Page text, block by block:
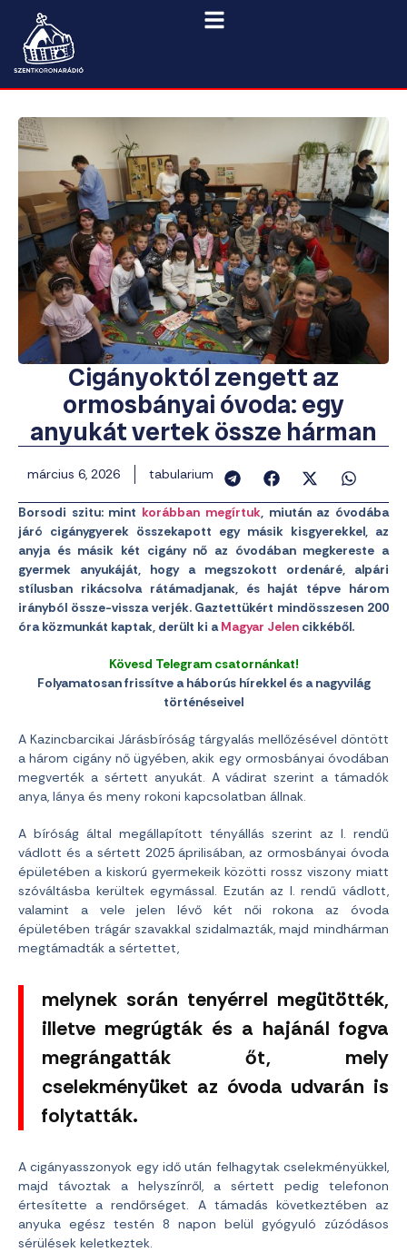
Cigányoktól zengett az
ormosbányai óvoda: egy
anyukát vertek össze hárman
március 6, 2026 tabularium
Borsodi szitu: mint korábban megírtuk, miután az óvodába
járó cigánygyerek összekapott egy másik kisgyerekkel, az
anyja és másik két cigány nő az óvodában megkereste a
gyermek anyukáját, hogy a megszokott ordenáré, alpári
stílusban rikácsolva rátámadjanak, és haját tépve három
irányból össze-vissza verjék. Gaztettükért mindösszesen 200
óra közmunkát kaptak, derült ki aMagyar Jelen cikkéből.
Kövesd Telegram csatornánkat!
Folyamatosan frissítve a háborús hírekkel és a nagyvilág
történéseivel
A Kazincbarcikai Járásbíróság tárgyalás mellőzésével döntött
a három cigány nő ügyében, akik egy ormosbányai óvodában
megverték a sértett anyukát. A vádirat szerint a támadók
anya, lánya és meny rokoni kapcsolatban állnak.
A bíróság által megállapított tényállás szerint az I. rendű
vádlott és a sértett 2025 áprilisában, az ormosbányai óvoda
épületében a kiskorú gyermekeik közötti rossz viszony miatt
szóváltásba kerültek egymással. Ezután az I. rendű vádlott,
valamint a vele jelen lévő két női rokona az óvoda
épületében trágár szavakkal szidalmazták, majd mindhárman
megtámadták a sértettet,
melynek során tenyérrel megütötték,
illetve megrúgták és a hajánál fogva
megrángatták őt, mely
cselekményüket az óvoda udvarán is
folytatták.
A cigányasszonyok egy idő után felhagytak cselekményükkel,
majd távoztak a helyszínről, a sértett pedig telefonon
értesítette a rendőrséget. A támadás következtében az
anyuka egész testén 8 napon belül gyógyuló zúzódásos
sérülések keletkeztek.